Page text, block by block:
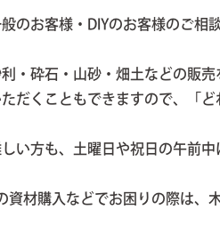
のお客様・DIYのお客様のご相
・砕石・山砂・畑土などの販
だくこともできますので、「
い方も、土曜日や祝日の午前中
資材購入などでお困りの際は、